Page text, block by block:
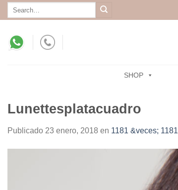
Skip
to
Search
SHOP
Lunettesplatacuadro
Publicado 23 enero, 2018 en 1181 &veces; 1181